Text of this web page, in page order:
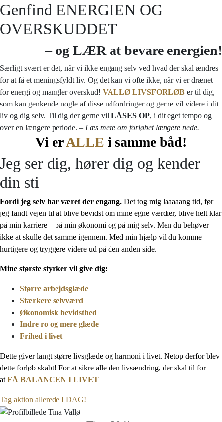
Genfind ENERGIEN OG
OVERSKUDDET
– og LÆR at bevare energien!
Særligt svært er det, når vi ikke engang selv ved hvad der skal ændres
for at få et meningsfyldt liv. Og det kan vi ofte ikke, når vi er drænet
for energi og mangler overskud! VALLØ LIVSFORLØB er til dig,
som kan genkende nogle af disse udfordringer og gerne vil videre i dit
liv og dig selv. Til dig der gerne vil LÅSES OP, i dit eget tempo og
over en længere periode. – Læs mere om forløbet længere nede.
Vi erALLE i samme båd!
Jeg ser dig, hører dig og kender
din sti
Fordi jeg selv har været der engang. Det tog mig laaaaang tid, før
jeg fandt vejen til at blive bevidst om mine egne værdier, blive helt klar
på min karriere – på min økonomi og på mig selv. Men du behøver
ikke at skulle det samme igennem. Med min hjælp vil du komme
hurtigere og tryggere videre ud på den anden side.
Mine største styrker vil give dig:
Større arbejdsglæde
Stærkere selvværd
Økonomisk bevidsthed
Indre ro og mere glæde
Frihed i livet
Dette giver langt større livsglæde og harmoni i livet. Netop derfor blev
dette forløb skabt! For at sikre alle den livsændring, der skal til for
at FÅ BALANCEN I LIVET
Tag aktion allerede I DAG!